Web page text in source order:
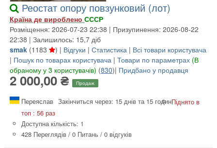
Реостат опору повзунковий (лот)
Країна де вироблено СССР
Розміщення: 2026-07-23 22:38 | Призупинення: 2026-08-22
22:38 | Залишилось: 15,7 діб
smak (1183 ) | Відгуки | Статистика | Всі товари користувача
| Пошук по товарах користувача | Товари по параметрах (В
обраному у 3 користувачів) (830)| Придбано у продавця
2 000,00 ₴ Продаж
Переяслав Закінчиться через: 15 днів та 15 годинПіднято в
топ : 56 раз
Доступна кількість: 1
428 Переглядів / 0 Питань / 0 відгуків